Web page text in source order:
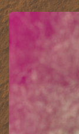
Startseite
Unser Team
Unsere Tiere
Senioren-
Tiere in
Glückskinder